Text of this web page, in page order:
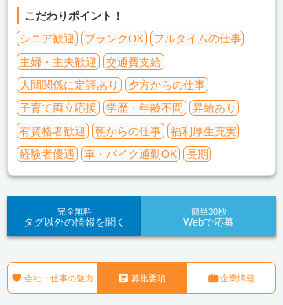
こだわりポイント！
シニア歓迎
ブランクOK
フルタイムの仕事
主婦・主夫歓迎
交通費支給
人間関係に定評あり
夕方からの仕事
子育て両立応援
学歴・年齢不問
昇給あり
有資格者歓迎
朝からの仕事
福利厚生充実
経験者優遇
車・バイク通勤OK 長期
完全無料
タグ以外の情報を聞く
簡単30秒
Webで応募
 会社・仕事の魅力  募集要項 企業情報